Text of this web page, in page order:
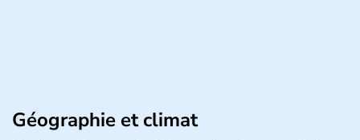
Géographie et climat